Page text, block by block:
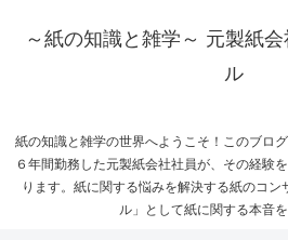
～紙の知識と雑学～ 元製紙
ル
紙の知識と雑学の世界へようこそ！このブロ
６年間勤務した元製紙会社社員が、その経験
ります。紙に関する悩みを解決する紙のコ
ル」として紙に関する本音